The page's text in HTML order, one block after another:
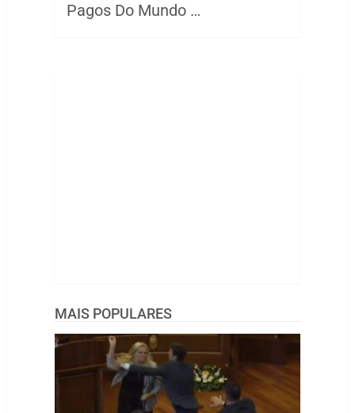
Pagos Do Mundo …
MAIS POPULARES